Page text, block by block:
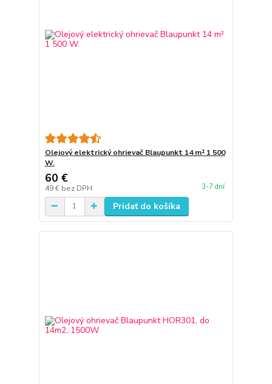
Olejový elektrický ohrievač Blaupunkt 14 m² 1 500
W.
60 €
49 € bez DPH 3-7 dní
Pridať do košíka